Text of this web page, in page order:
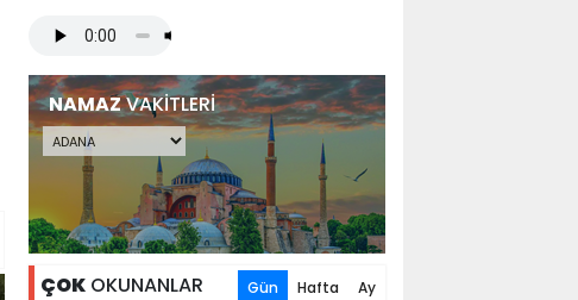
NAMAZVAKİTLERİ
ÇOK OKUNANLAR Gün Hafta Ay